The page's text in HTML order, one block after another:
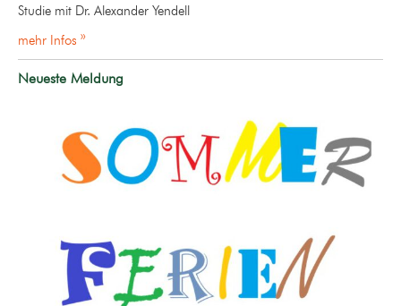
Studie mit Dr. Alexander Yendell
mehr Infos »
Neueste Meldung